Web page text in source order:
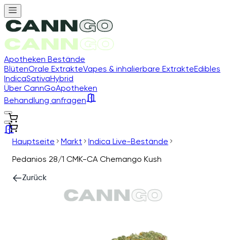
Apotheken Bestände
BlütenOrale ExtrakteVapes & inhalierbare ExtrakteEdibles
IndicaSativaHybrid
Über CannGoApotheken
Behandlung anfragen
Hauptseite Markt
Indica Live-Bestände
Pedanios 28/1 CMK-CA Chemango Kush
Zurück